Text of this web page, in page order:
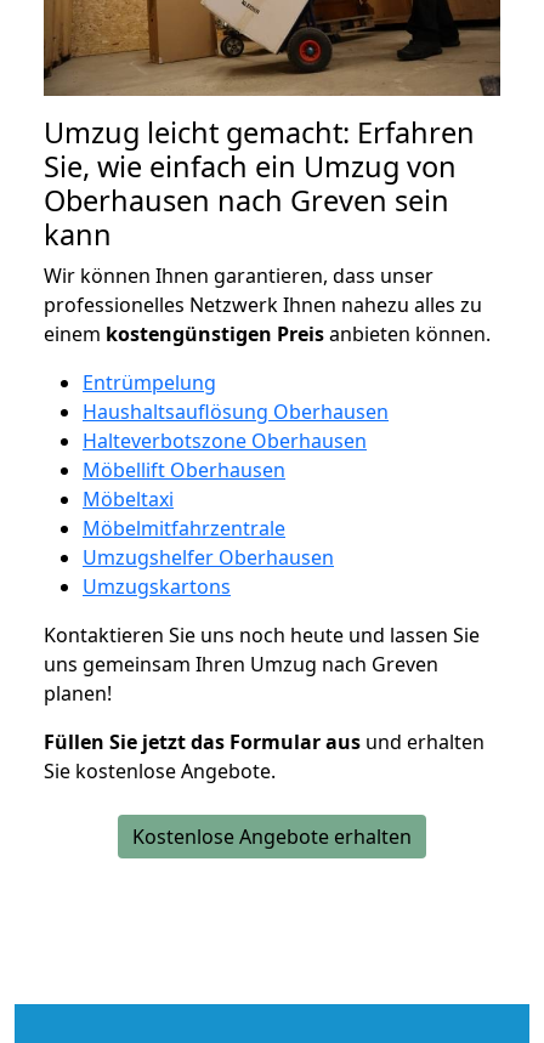
Umzug leicht gemacht: Erfahren
Sie, wie einfach ein Umzug von
Oberhausen nach Greven sein
kann
Wir können Ihnen garantieren, dass unser
professionelles Netzwerk Ihnen nahezu alles zu
einem kostengünstigen Preisanbieten können.
Entrümpelung
Haushaltsauflösung Oberhausen
Halteverbotszone Oberhausen
Möbellift Oberhausen
Möbeltaxi
Möbelmitfahrzentrale
Umzugshelfer Oberhausen
Umzugskartons
Kontaktieren Sie uns noch heute und lassen Sie
uns gemeinsam Ihren Umzug nach Greven
planen!
Füllen Sie jetzt das Formular aus und erhalten
Sie kostenlose Angebote.
Kostenlose Angebote erhalten